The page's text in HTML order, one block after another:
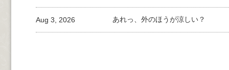
あれっ、外のほうが涼しい？
Aug 3, 2026